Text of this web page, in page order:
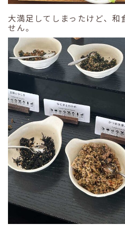
大満足してしまったけど、和
せん。